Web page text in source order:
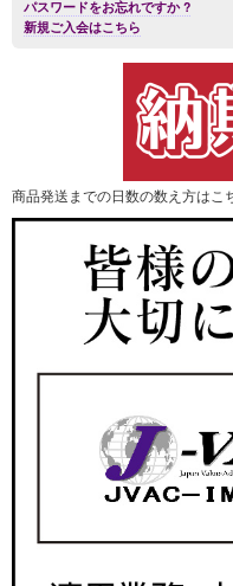
パスワードをお忘れですか ?
新規ご入会はこちら
商品発送までの日数の数え方はこ